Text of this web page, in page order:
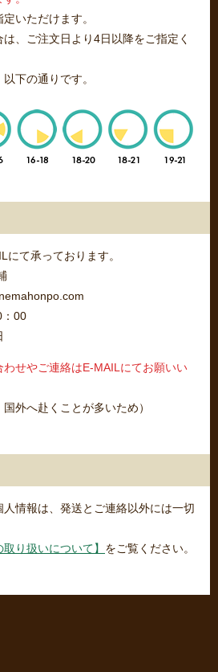
いただけます。
、ご注文日より4日以降をご指定く
下の通りです。
にて承っております。
：00
せやご連絡はE-MAILにてお願いい
外へ赴くことが多いため）
情報は、発送とご連絡以外には一切
取り扱いについて】 をご覧ください。